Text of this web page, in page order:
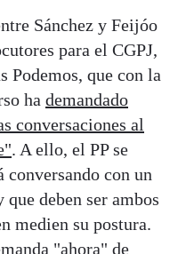
Sánchez y Feijóo
para el CGPJ,
Podemos, que con la
ha demandado
conversaciones al
. A ello, el PP se
conversando con un
deben ser ambos
medien su postura.
"ahora" de